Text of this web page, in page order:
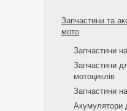
Запчастини та
мото
Запчастини
Запчастини
мотоциклів
Запчастини
Акумулятори